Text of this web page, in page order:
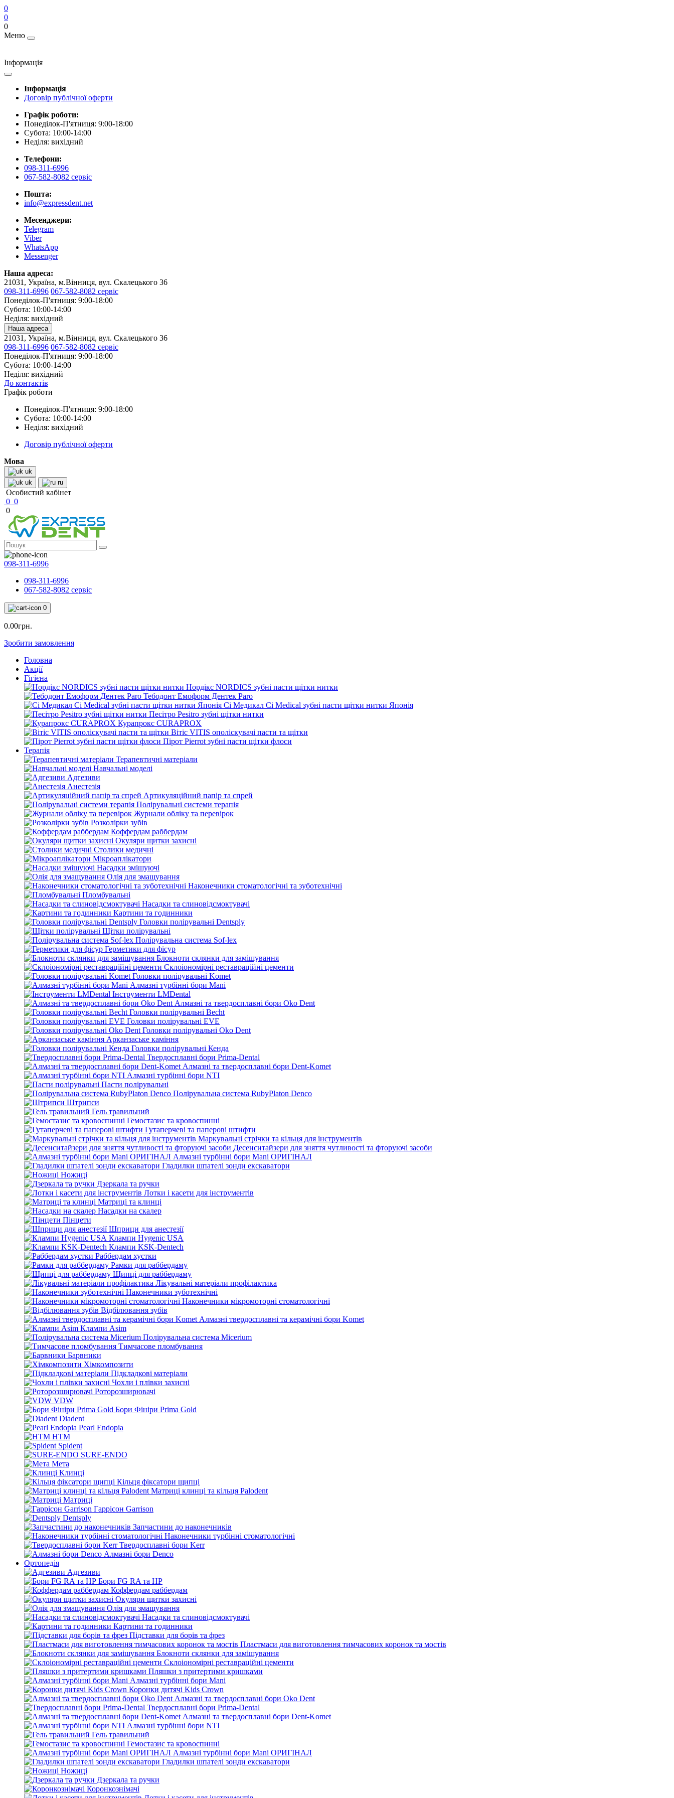
0
0
0
Меню
Інформація
Інформація
Договір публічної оферти
Графік роботи:
Понеділок-П'ятниця: 9:00-18:00
Субота: 10:00-14:00
Неділя: вихідний
Телефони:
098-311-6996
067-582-8082 сервіс
Пошта:
info@expressdent.net
Месенджери:
Telegram
Viber
WhatsApp
Messenger
Наша адреса:
21031, Україна, м.Вінниця, вул. Скалецького 36
098-311-6996 067-582-8082 сервіс
Понеділок-П'ятниця: 9:00-18:00
Субота: 10:00-14:00
Неділя: вихідний
Наша адреса
21031, Україна, м.Вінниця, вул. Скалецького 36
098-311-6996 067-582-8082 сервіс
Понеділок-П'ятниця: 9:00-18:00
Субота: 10:00-14:00
Неділя: вихідний
До контактів
Графік роботи
Понеділок-П'ятниця: 9:00-18:00
Субота: 10:00-14:00
Неділя: вихідний
Договір публічної оферти
Мова
uk
uk
ru
Особистий кабінет
0 0
0
098-311-6996
098-311-6996
067-582-8082 сервіс
0
0.00грн.
Зробити замовлення
Головна
Акції
Гігієна
Нордікс NORDICS зубні пасти щітки нитки
Тебодонт Емоформ Дентек Paro
Сі Медикал Ci Medical зубні пасти щітки нитки Японія
Песітро Pesitro зубні щітки нитки
Курапрокс CURAPROX
Вітіс VITIS ополіскувачі пасти та щітки
Пірот Pierrot зубні пасти щітки флоси
Терапія
Терапевтичні матеріали
Навчальні моделі
Адгезиви
Анестезія
Артикуляційний папір та спрей
Полірувальні системи терапія
Журнали обліку та перевірок
Розколірки зубів
Коффердам раббердам
Окуляри щитки захисні
Столики медичні
Мікроаплікатори
Насадки змішуючі
Олія для змащування
Наконечники стоматологічні та зуботехнічні
Пломбувальні
Насадки та слиновідсмоктувачі
Картини та годинники
Головки полірувальні Dentsply
Щітки полірувальні
Полірувальна система Sof-lex
Герметики для фісур
Блокноти склянки для замішування
Склоіономірні реставраційні цементи
Головки полірувальні Komet
Алмазні турбінні бори Mani
Інструменти LMDental
Алмазні та твердосплавні бори Oko Dent
Головки полірувальні Becht
Головки полірувальні EVE
Головки полірувальні Oko Dent
Арканзаське каміння
Головки полірувальні Кенда
Твердосплавні бори Prima-Dental
Алмазні та твердосплавні бори Dent-Komet
Алмазні турбінні бори NTI
Пасти полірувальні
Полірувальна система RubyPlaton Denco
Штрипси
Гель травильний
Гемостазис та кровоспинні
Гутаперчеві та паперові штифти
Маркувальні стрічки та кільця для інструментів
Десенситайзери для зняття чутливості та фторуючі засоби
Алмазні турбінні бори Mani ОРИГІНАЛ
Гладилки шпателі зонди екскаватори
Ножиці
Дзеркала та ручки
Лотки і касети для інструментів
Матриці та клинці
Насадки на скалер
Пінцети
Шприци для анестезії
Клампи Hygenic USA
Клампи KSK-Dentech
Раббердам хустки
Рамки для раббердаму
Щипці для раббердаму
Лікувальні матеріали профілактика
Наконечники зуботехнічні
Наконечники мікромоторні стоматологічні
Відбілювання зубів
Алмазні твердосплавні та керамічні бори Komet
Клампи Asim
Полірувальна система Micerium
Тимчасове пломбування
Барвники
Хімкомпозити
Підкладкові матеріали
Чохли і плівки захисні
Роторозширювачі
VDW
Бори Фініри Prima Gold
Diadent
Pearl Endopia
HTM
Spident
SURE-ENDO
Мета
Клинці
Кільця фіксатори щипці
Матриці клинці та кільця Palodent
Матриці
Гаррісон Garrison
Dentsply
Запчастини до наконечників
Наконечники турбінні стоматологічні
Твердосплавні бори Kerr
Алмазні бори Denco
Ортопедія
Адгезиви
Бори FG RA та HP
Коффердам раббердам
Окуляри щитки захисні
Олія для змащування
Насадки та слиновідсмоктувачі
Картини та годинники
Підставки для борів та фрез
Пластмаси для виготовлення тимчасових коронок та мостів
Блокноти склянки для замішування
Склоіономірні реставраційні цементи
Пляшки з притертими кришками
Алмазні турбінні бори Mani
Коронки дитячі Kids Crown
Алмазні та твердосплавні бори Oko Dent
Твердосплавні бори Prima-Dental
Алмазні та твердосплавні бори Dent-Komet
Алмазні турбінні бори NTI
Гель травильний
Гемостазис та кровоспинні
Алмазні турбінні бори Mani ОРИГІНАЛ
Гладилки шпателі зонди екскаватори
Ножиці
Дзеркала та ручки
Коронкознімачі